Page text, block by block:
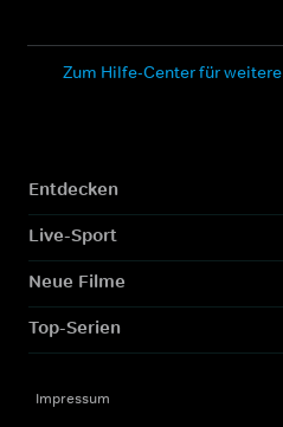
Zum Hilfe-Center für
Entdecken
Live-Sport
Neue Filme
Top-Serien
Impressum